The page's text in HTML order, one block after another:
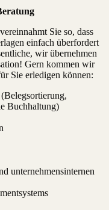
Sie so, dass
einfach überfordert
wir übernehmen
Gern kommen wir
Sie erledigen können:
Buchhaltung)
unternehmensinternen